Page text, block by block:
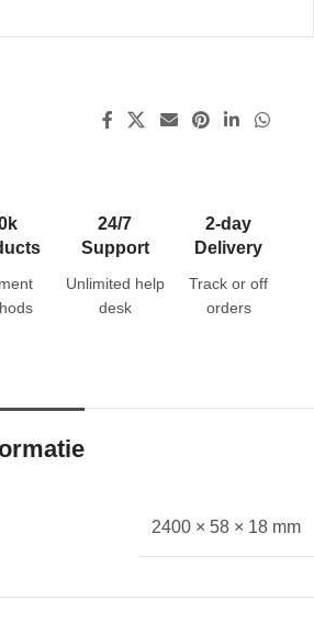
24/7
Support
Unlimited help
desk
2-day
Delivery
Track or off
orders
2400 × 58 × 18 mm